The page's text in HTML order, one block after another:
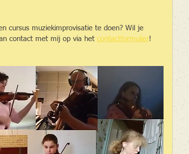
cursus muziekimprovisatie te doen? Wil je
contact met mij op via het contactformulier!